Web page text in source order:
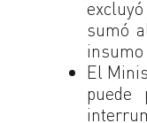
sumó
El
puede